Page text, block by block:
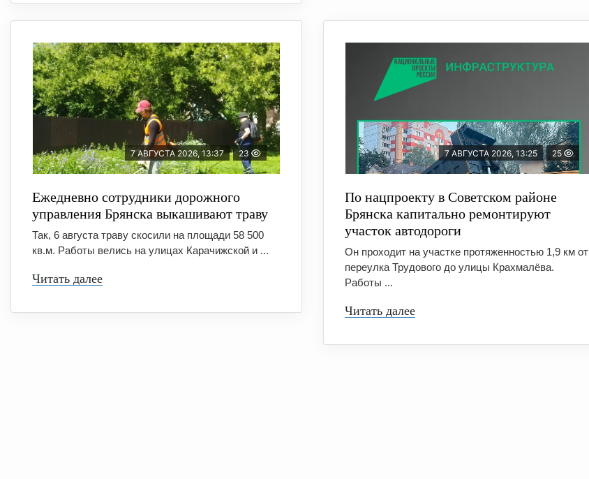
7 АВГУСТА 2026, 13:37 23
Ежедневно сотрудники дорожного
управления Брянска выкашивают траву
Так, 6 августа траву скосили на площади 58 500
кв.м. Работы велись на улицах Карачижской и ...
Читать далее
7 АВГУСТА 2026, 13:25 25
По нацпроекту в Советском районе
Брянска капитально ремонтируют
участок автодороги
Он проходит на участке протяженностью 1,9 км от
переулка Трудового до улицы Крахмалёва.
Работы ...
Читать далее